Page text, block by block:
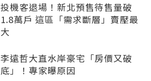
投機客退場！新北預售待售量破
1.8萬戶 這區「需求斷層」賣壓最
大
李遠哲大直水岸豪宅「房價又破
底」！專家曝原因